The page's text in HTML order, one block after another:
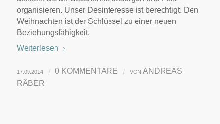
organisieren. Unser Desinteresse ist berechtigt. Den
Weihnachten ist der Schlüssel zu einer neuen
Beziehungsfähigkeit.
Weiterlesen
17.09.2014 / 0 KOMMENTARE / VON ANDREAS
RÄBER